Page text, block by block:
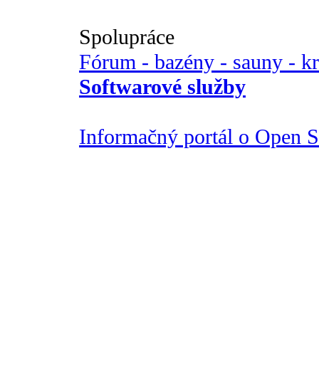
Spolupráce
Fórum - bazény - sauny -
Softwarové služby
Informačný portál o Open